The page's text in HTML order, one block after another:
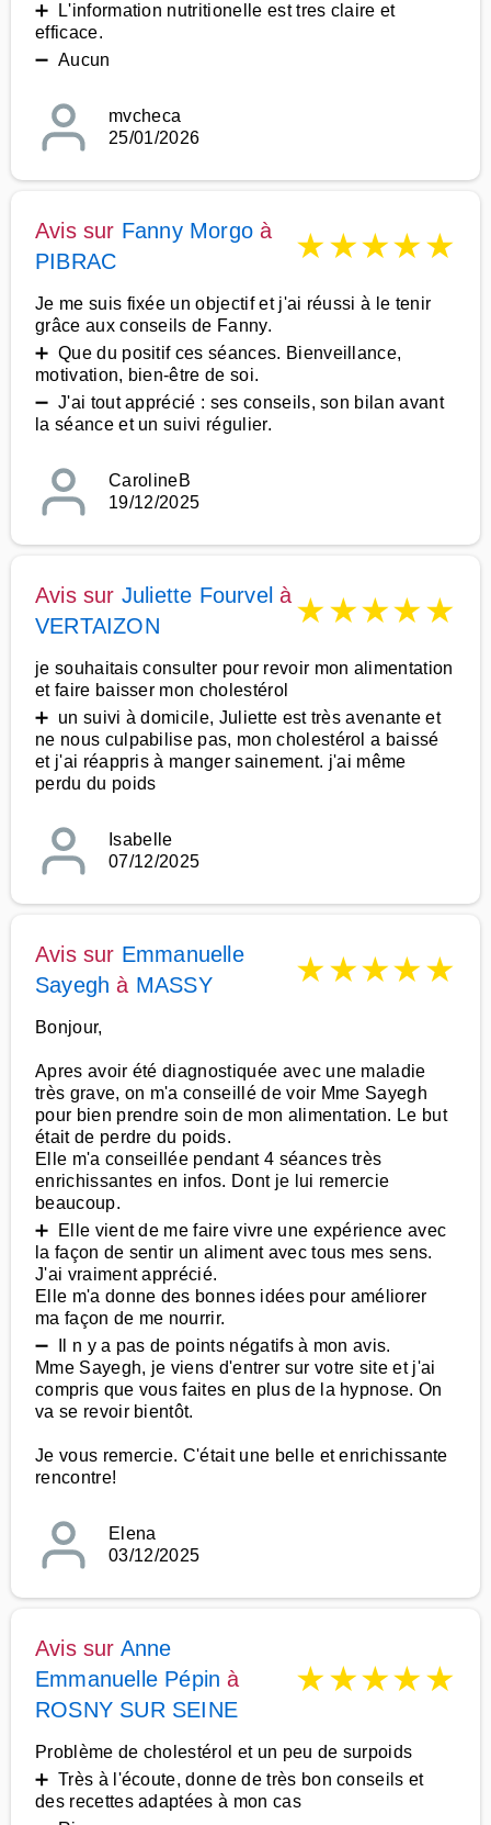
➕ L'information nutritionelle est tres claire et
efficace.
➖ Aucun
mvcheca
25/01/2026
Avis sur Fanny Morgo à
PIBRAC
★★★★★
Je me suis fixée un objectif et j'ai réussi à le tenir
grâce aux conseils de Fanny.
➕ Que du positif ces séances. Bienveillance,
motivation, bien-être de soi.
➖ J'ai tout apprécié : ses conseils, son bilan avant
la séance et un suivi régulier.
CarolineB
19/12/2025
Avis sur Juliette Fourvel à
VERTAIZON
★★★★★
je souhaitais consulter pour revoir mon alimentation
et faire baisser mon cholestérol
➕ un suivi à domicile, Juliette est très avenante et
ne nous culpabilise pas, mon cholestérol a baissé
et j'ai réappris à manger sainement. j'ai même
perdu du poids
Isabelle
07/12/2025
Avis sur Emmanuelle
Sayegh à MASSY ★★★★★
Bonjour,
Apres avoir été diagnostiquée avec une maladie
très grave, on m'a conseillé de voir Mme Sayegh
pour bien prendre soin de mon alimentation. Le but
était de perdre du poids.
Elle m'a conseillée pendant 4 séances très
enrichissantes en infos. Dont je lui remercie
beaucoup.
➕ Elle vient de me faire vivre une expérience avec
la façon de sentir un aliment avec tous mes sens.
J'ai vraiment apprécié.
Elle m'a donne des bonnes idées pour améliorer
ma façon de me nourrir.
➖ Il n y a pas de points négatifs à mon avis.
Mme Sayegh, je viens d'entrer sur votre site et j'ai
compris que vous faites en plus de la hypnose. On
va se revoir bientôt.
Je vous remercie. C'était une belle et enrichissante
rencontre!
Elena
03/12/2025
Avis sur Anne
Emmanuelle Pépin à
ROSNY SUR SEINE
★★★★★
Problème de cholestérol et un peu de surpoids
➕ Très à l'écoute, donne de très bon conseils et
des recettes adaptées à mon cas